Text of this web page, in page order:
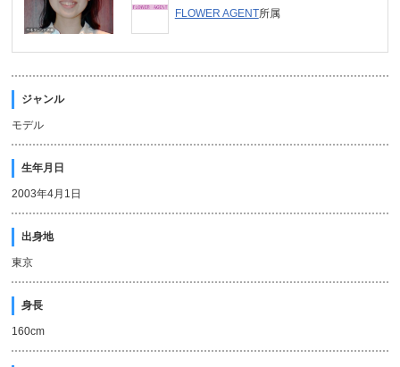
FLOWER AGENT所属
ジャンル
モデル
生年月日
2003年4月1日
出身地
東京
身長
160cm